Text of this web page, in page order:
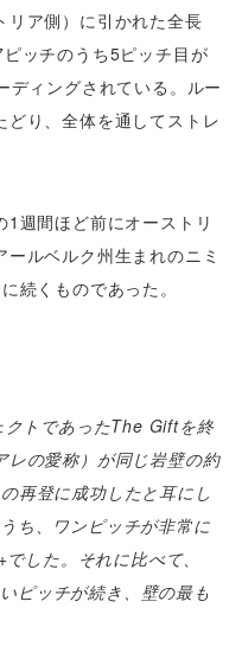
リア側）に引かれた全長
ッチのうち5ピッチ目が
ディングされている。ルー
どり、全体を通してストレ
週間ほど前にオーストリ
ルベルク州生まれのニミ
続くものであった。
クトであったThe Giftを終
レの愛称）が同じ岩壁の約
再登に成功したと耳にし
ち、ワンピッチが非常に
した。それに比べて、
ピッチが続き、壁の最も